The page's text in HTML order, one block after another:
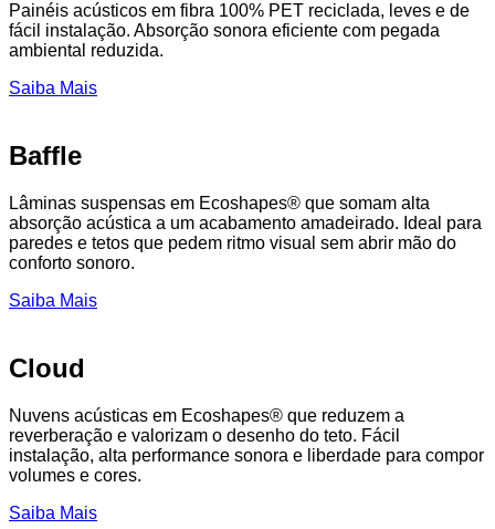
Painéis acústicos em fibra 100% PET reciclada, leves e de
fácil instalação. Absorção sonora eficiente com pegada
ambiental reduzida.
Saiba Mais
Baffle
Lâminas suspensas em Ecoshapes® que somam alta
absorção acústica a um acabamento amadeirado. Ideal para
paredes e tetos que pedem ritmo visual sem abrir mão do
conforto sonoro.
Saiba Mais
Cloud
Nuvens acústicas em Ecoshapes® que reduzem a
reverberação e valorizam o desenho do teto. Fácil
instalação, alta performance sonora e liberdade para compor
volumes e cores.
Saiba Mais